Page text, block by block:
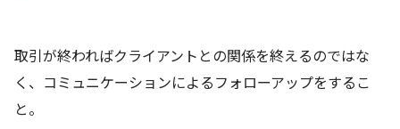
取引が終わればクライアントとの関係を終えるのではな
く、コミュニケーションによるフォローアップをするこ
と。